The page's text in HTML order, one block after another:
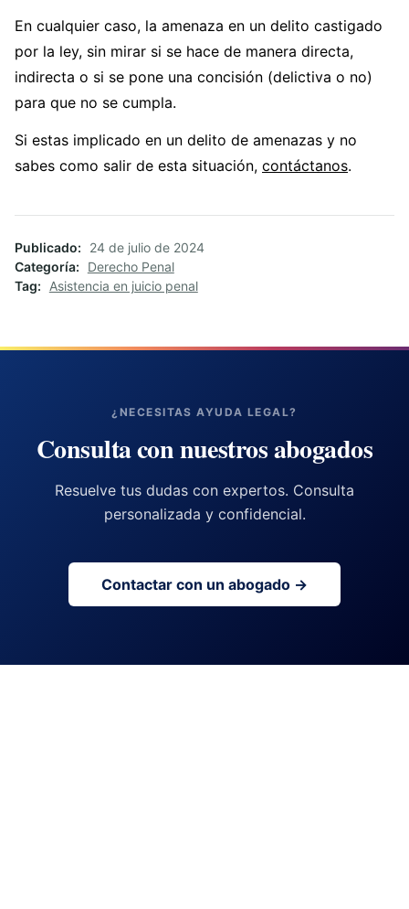
En cualquier caso, la amenaza en un delito castigado
por la ley, sin mirar si se hace de manera directa,
indirecta o si se pone una concisión (delictiva o no)
para que no se cumpla.
Si estas implicado en un delito de amenazas y no
sabes como salir de esta situación, contáctanos.
Publicado
24 de julio de 2024
Categoría
Derecho Penal
Tag
Asistencia en juicio penal
¿NECESITAS AYUDA LEGAL?
Consulta con nuestros abogados
Resuelve tus dudas con expertos. Consulta
personalizada y confidencial.
Contactar con un abogado →